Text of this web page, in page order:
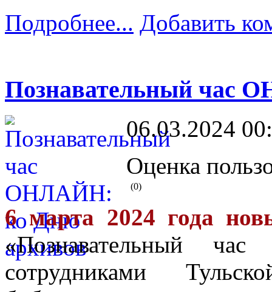
Подробнее... Добавить
Познавательный час
06.03.2024
Оценка
(0)
6 марта 2024 года
«Познавательный
сотрудниками